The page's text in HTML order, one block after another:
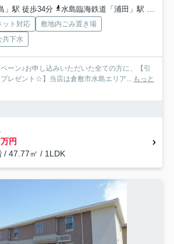
」駅 徒歩34分
水島臨海鉄道「浦田」駅 バス11分 下電バス「新高橋（岡山県）」 停歩9分
ット対応
敷地内ごみ置き場
共下水
ーン♪お申し込みいただいた全ての方に、【引
レゼント☆】当店は倉敷市水島エリア... もっと
円
/ 47.77㎡ / 1LDK